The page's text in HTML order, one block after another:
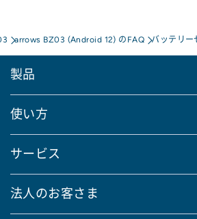
arrows BZ03 (Android 12) のFAQ バッテリー
製品
使い方
サービス
法人のお客さま